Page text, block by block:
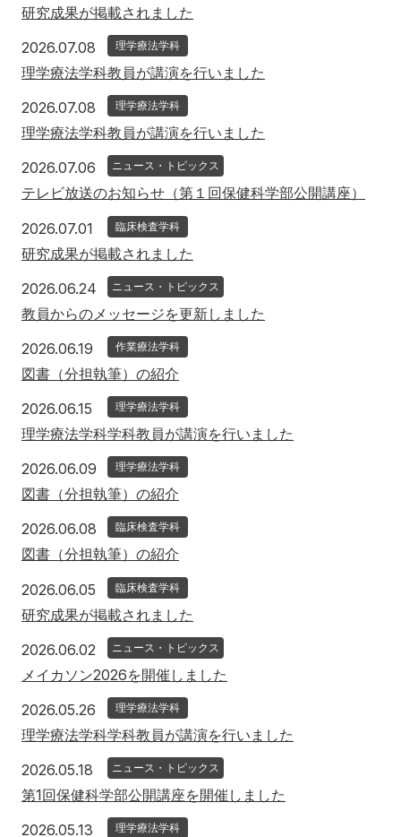
研究成果が掲載されました
2026.07.08 2026年7月8日
理学療法学科
理学療法学科教員が講演を行いました
2026.07.08 2026年7月8日
理学療法学科
理学療法学科教員が講演を行いました
2026.07.06 2026年7月6日
ニュース・トピックス
テレビ放送のお知らせ（第１回保健科学部公開講座）
2026.07.01 2026年7月1日
臨床検査学科
研究成果が掲載されました
2026.06.24 2026年6月24日
ニュース・トピックス
教員からのメッセージを更新しました
2026.06.19 2026年6月19日
作業療法学科
図書（分担執筆）の紹介
2026.06.15 2026年6月15日
理学療法学科
理学療法学科学科教員が講演を行いました
2026.06.09 2026年6月9日
理学療法学科
図書（分担執筆）の紹介
2026.06.08 2026年6月8日
臨床検査学科
図書（分担執筆）の紹介
2026.06.05 2026年6月5日
臨床検査学科
研究成果が掲載されました
2026.06.02 2026年6月2日
ニュース・トピックス
メイカソン2026を開催しました
2026.05.26 2026年5月26日
理学療法学科
理学療法学科学科教員が講演を行いました
2026.05.18 2026年5月18日
ニュース・トピックス
第1回保健科学部公開講座を開催しました
2026.05.13 2026年5月13日
理学療法学科